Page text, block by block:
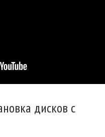
дисков с